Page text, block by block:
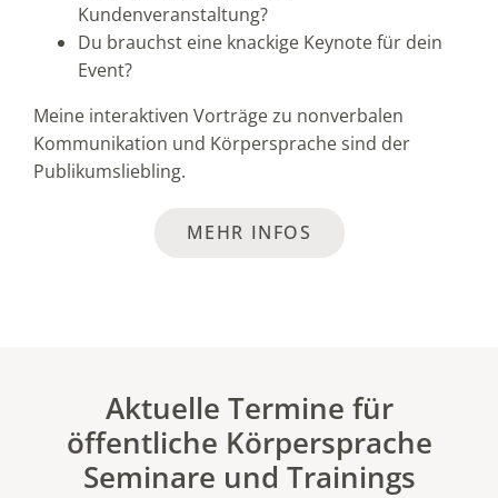
Kundenveranstaltung?
Du brauchst eine knackige Keynote für dein
Event?
Meine interaktiven Vorträge zu nonverbalen
Kommunikation und Körpersprache sind der
Publikumsliebling.
MEHR INFOS
Aktuelle Termine für
öffentliche Körpersprache
Seminare und Trainings